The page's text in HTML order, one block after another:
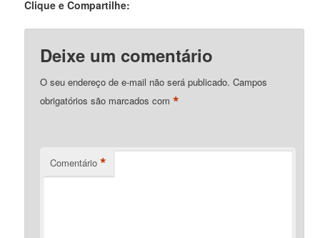
Clique e Compartilhe:
Deixe um comentário
O seu endereço de e-mail não será publicado. Campos
obrigatórios são marcados com*
Comentário *